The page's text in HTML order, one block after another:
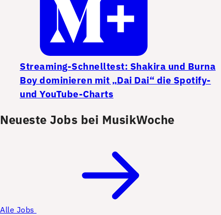
Streaming-Schnelltest: Shakira und Burna
Boy dominieren mit „Dai Dai“ die Spotify-
und YouTube-Charts
Neueste Jobs bei MusikWoche
Alle Jobs